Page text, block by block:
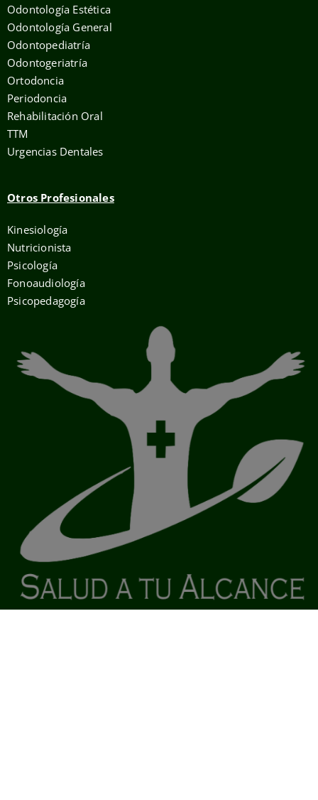
Odontología Estética
Odontología General
Odontopediatría
Odontogeriatría
Ortodoncia
Periodoncia
Rehabilitación Oral
TTM
Urgencias Dentales
Otros Profesionales
Kinesiología
Nutricionista
Psicología
Fonoaudiología
Psicopedagogía